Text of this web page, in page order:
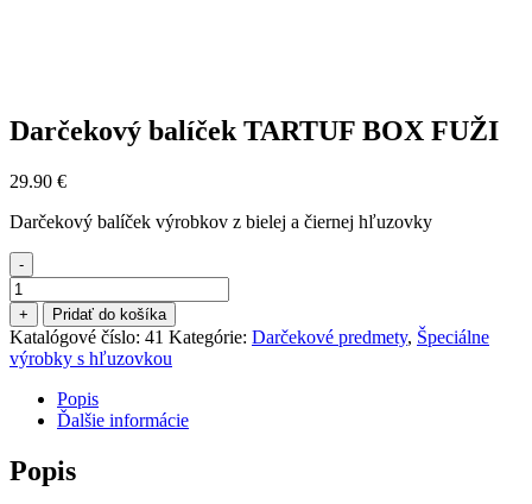
Darčekový balíček TARTUF BOX FUŽI
29.90 €
Darčekový balíček výrobkov z bielej a čiernej hľuzovky
-
množstvo
Darčekový
balíček
TARTUF
BOX
FUŽI
+ Pridať do košíka
Katalógové číslo: 41 Kategórie: Darčekové predmety, Špeciálne
výrobky s hľuzovkou
Popis
Ďalšie informácie
Popis